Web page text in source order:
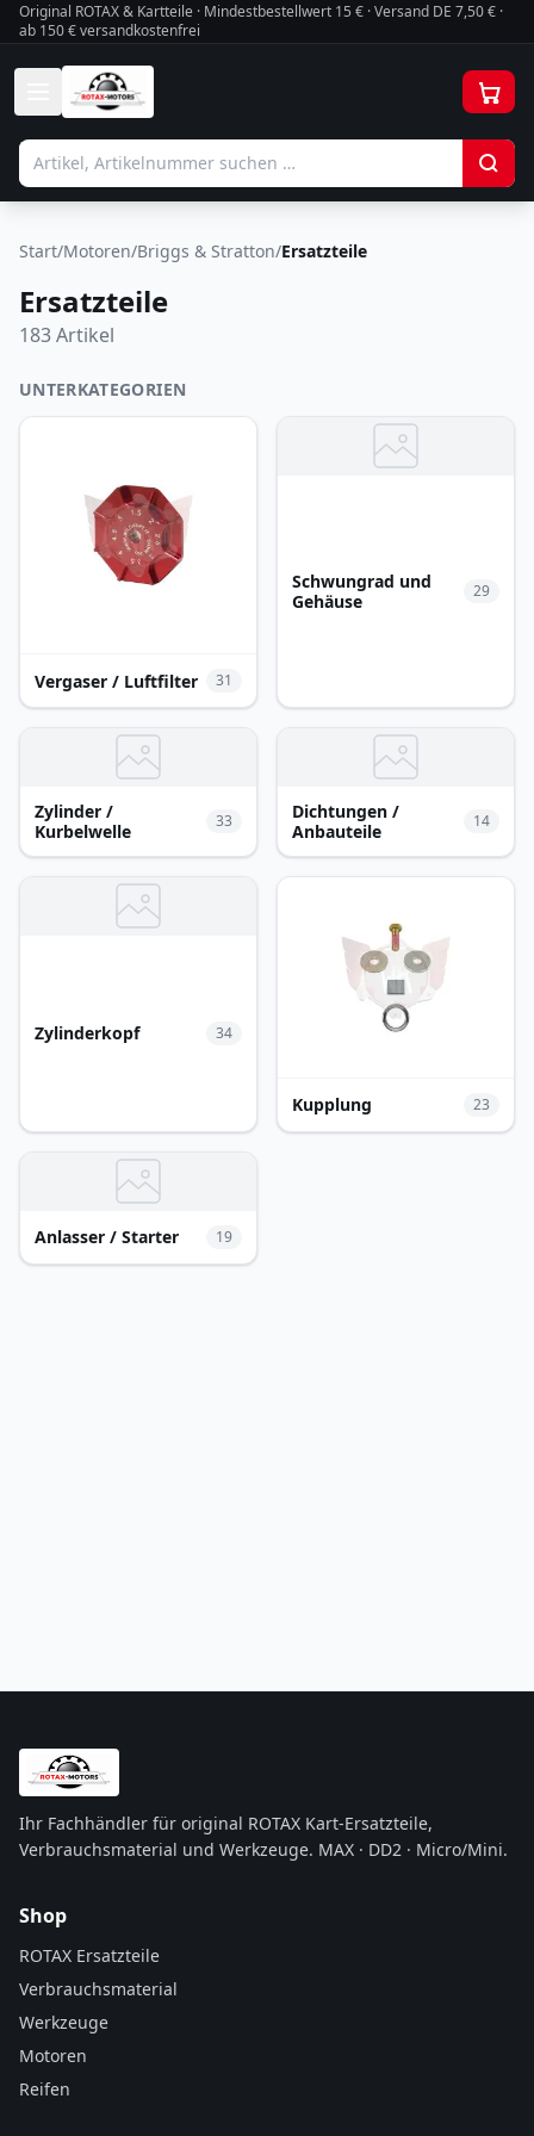
Original ROTAX & Kartteile · Mindestbestellwert 15 € · Versand DE 7,50 € ·
ab 150 € versandkostenfrei
Start/Motoren/Briggs & Stratton/Ersatzteile
Ersatzteile
183Artikel
UNTERKATEGORIEN
Vergaser / Luftfilter 31
Schwungrad und
Gehäuse
29
Zylinder /
Kurbelwelle
33
Dichtungen /
Anbauteile
14
Zylinderkopf 34
Kupplung 23
Anlasser / Starter 19
Ihr Fachhändler für original ROTAX Kart-Ersatzteile,
Verbrauchsmaterial und Werkzeuge. MAX · DD2 · Micro/Mini.
Shop
ROTAX Ersatzteile
Verbrauchsmaterial
Werkzeuge
Motoren
Reifen